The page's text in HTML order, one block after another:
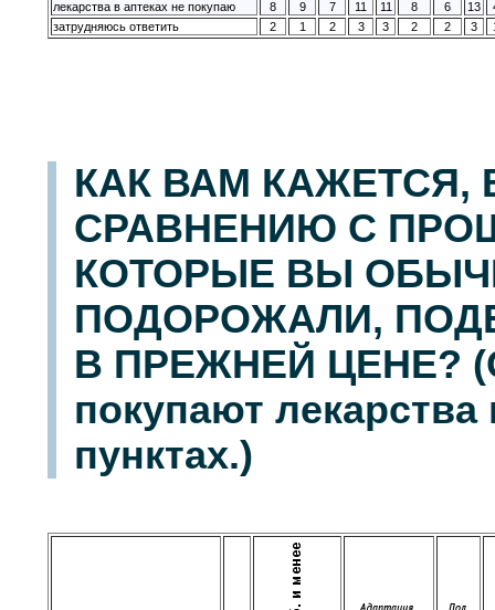
лекарства в аптеках не покупаю
8 9 7 11 11 8 6 13
затрудняюсь ответить
2 1 2 3 3 2 2 3
КАК ВАМ КАЖЕТСЯ,
СРАВНЕНИЮ С
КОТОРЫЕ ВЫ
ПОДОРОЖАЛИ,
В ПРЕЖНЕЙ ЦЕНЕ?
покупают лекарства
пунктах.)